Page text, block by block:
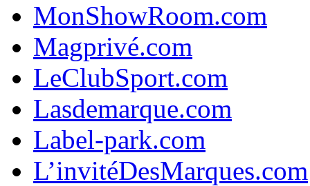
MonShowRoom.com
Magprivé.com
LeClubSport.com
Lasdemarque.com
Label-park.com
L’invitéDesMarques.com